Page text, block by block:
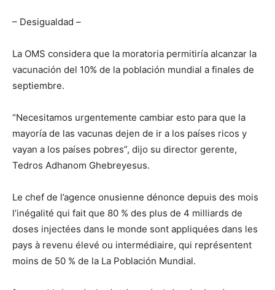
– Desigualdad –
La OMS considera que la moratoria permitiría alcanzar la
vacunación del 10% de la población mundial a finales de
septiembre.
“Necesitamos urgentemente cambiar esto para que la
mayoría de las vacunas dejen de ir a los países ricos y
vayan a los países pobres”, dijo su director gerente,
Tedros Adhanom Ghebreyesus.
Le chef de l’agence onusienne dénonce depuis des mois
l’inégalité qui fait que 80 % des plus de 4 milliards de
doses injectées dans le monde sont appliquées dans les
pays à revenu élevé ou intermédiaire, qui représentent
moins de 50 % de la La Población Mundial.